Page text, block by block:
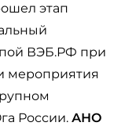
этап
ВЭБ.РФ при
мероприятия
России. АНО